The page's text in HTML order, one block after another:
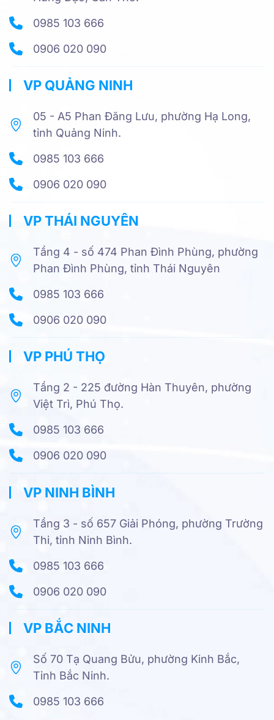
0985 103 666
0906 020 090
VP QUẢNG NINH
05 - A5 Phan Đăng Lưu, phường Hạ Long,
tỉnh Quảng Ninh.
0985 103 666
0906 020 090
VP THÁI NGUYÊN
Tầng 4 - số 474 Phan Đình Phùng, phường
Phan Đình Phùng, tỉnh Thái Nguyên
0985 103 666
0906 020 090
VP PHÚ THỌ
Tầng 2 - 225 đường Hàn Thuyên, phường
Việt Trì, Phú Thọ.
0985 103 666
0906 020 090
VP NINH BÌNH
Tầng 3 - số 657 Giải Phóng, phường Trường
Thi, tỉnh Ninh Bình.
0985 103 666
0906 020 090
VP BẮC NINH
Số 70 Tạ Quang Bửu, phường Kinh Bắc,
Tỉnh Bắc Ninh.
0985 103 666